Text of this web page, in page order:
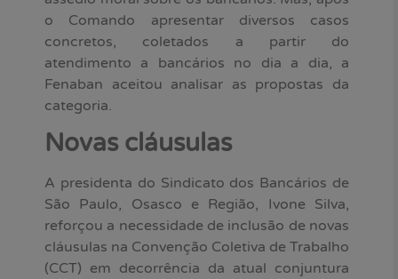
o Comando apresentar diversos casos
concretos, coletados a partir do
atendimento a bancários no dia a dia, a
Fenaban aceitou analisar as propostas da
categoria.
Novas cláusulas
A presidenta do Sindicato dos Bancários de
São Paulo, Osasco e Região, Ivone Silva,
reforçou a necessidade de inclusão de novas
cláusulas na Convenção Coletiva de Trabalho
(CCT) em decorrência da atual conjuntura